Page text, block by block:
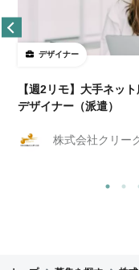
デザイナー
【週2リモ】大手ネッ
デザイナー（派遣）
株式会社クリー